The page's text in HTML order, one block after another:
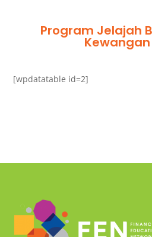
Program Jelajah
Kewangan
[wpdatatable id=2]